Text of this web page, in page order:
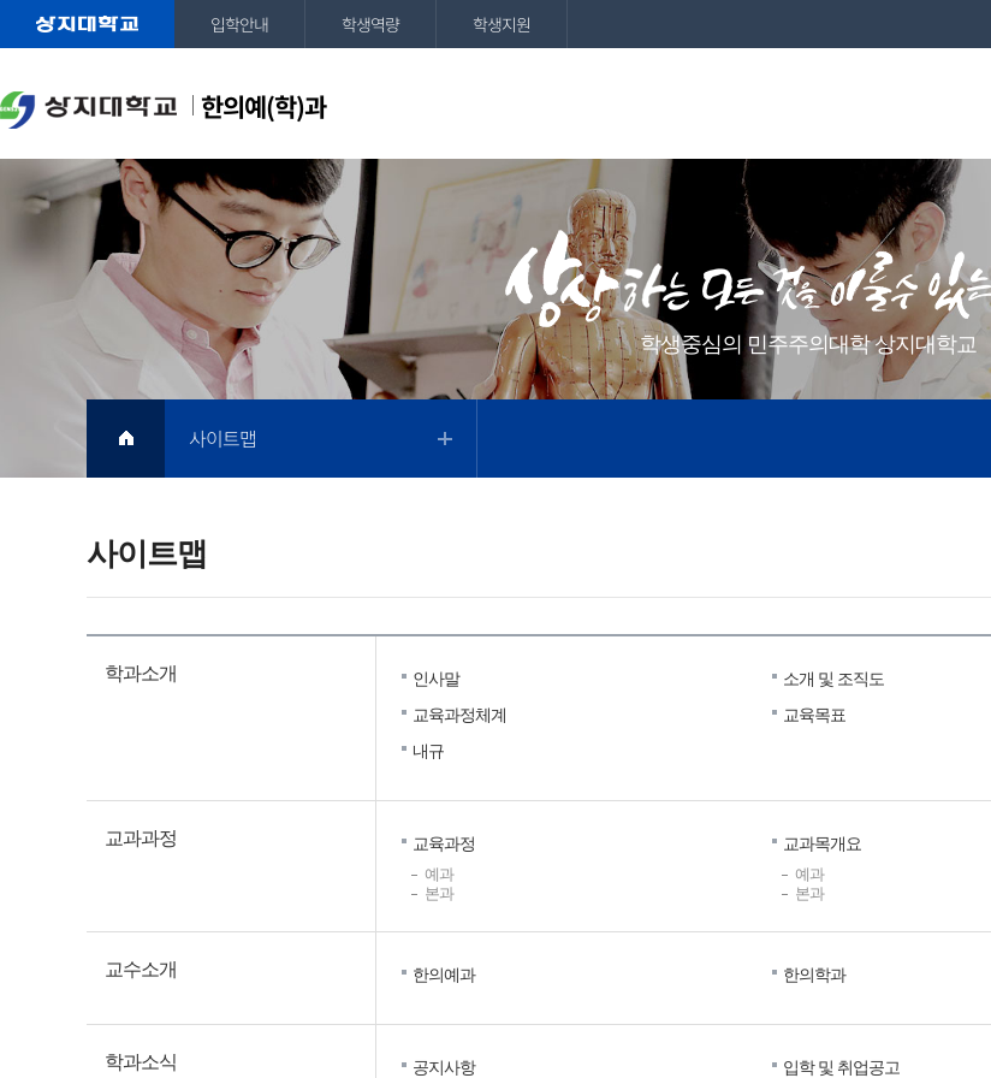
한의예(학)과
입학안내 학생역량 학생지원
학생중심의 민주주의대학 상지대학교
사이트맵
사이트맵
학과소개 인사말 소개 및 조직도
교육과정체계
교육목표
내규
교과과정 교육과정
예과
본과
교과목개요
예과
본과
교수소개 한의예과 한의학과
학과소식 공지사항 입학 및 취업공고